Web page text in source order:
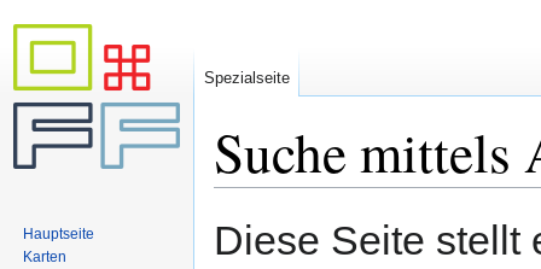
Suche
Navigation
Suche
Diese Seite
Spezialseite
Hauptseite
Karten